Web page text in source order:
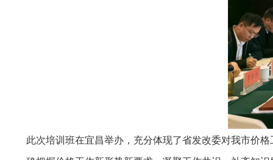
此次培训班在宜昌举办，充分体现了省发改委对我市价